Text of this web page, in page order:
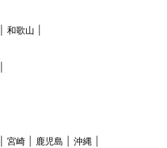
和歌山
宮崎 鹿児島 沖縄